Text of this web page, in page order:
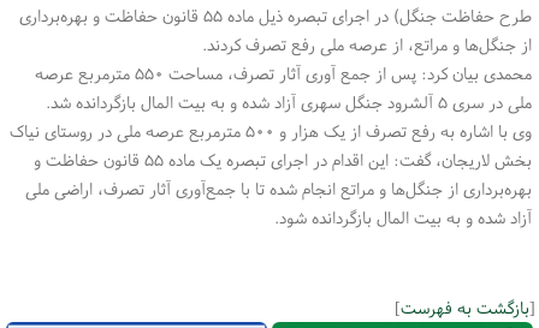
طرح حفاظت جنگل) در اجرای تبصره ذیل ماده ۵۵ قانون حفاظت و بهره‌برداری
از جنگل‌ها و مراتع، از عرصه ملی رفع تصرف کردند.
محمدی بیان کرد: پس از جمع آوری آثار تصرف، مساحت ۵۵۰ مترمربع عرصه
ملی در سری ۵ آلشرود جنگل سهری آزاد شده و به بیت المال بازگردانده شد.
وی با اشاره به رفع تصرف از یک هزار و ۵۰۰ مترمربع عرصه ملی در روستای نیاک
بخش لاریجان، گفت: این اقدام در اجرای تبصره یک ماده ۵۵ قانون حفاظت و
بهره‌برداری از جنگل‌ها و مراتع انجام شده تا با جمع‌آوری آثار تصرف، اراضی ملی
آزاد شده و به بیت المال بازگردانده شود.
[بازگشت به فهرست]